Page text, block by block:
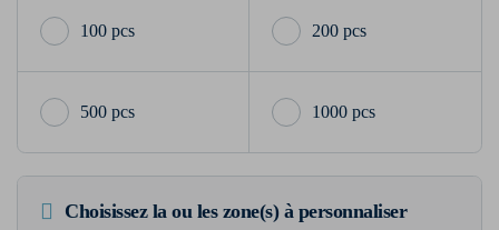
100 pcs 200 pcs
500 pcs 1000 pcs
Choisissez la ou les zone(s) à personnaliser